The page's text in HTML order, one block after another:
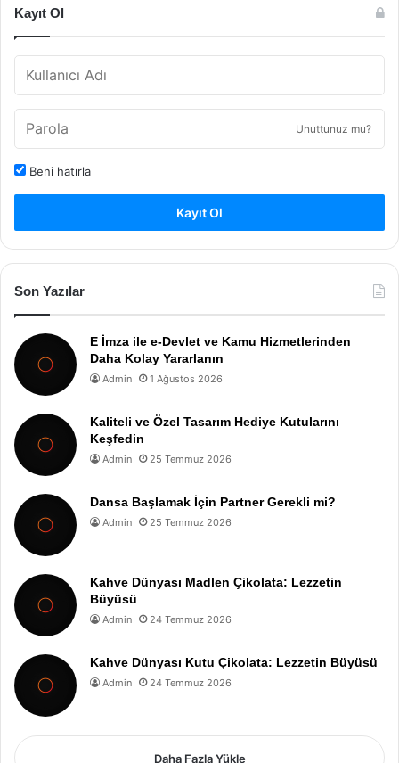
Kayıt Ol
Unuttunuz mu?
Beni hatırla
Kayıt Ol
Son Yazılar
E İmza ile e-Devlet ve Kamu Hizmetlerinden
Daha Kolay Yararlanın
Admin 1 Ağustos 2026
Kaliteli ve Özel Tasarım Hediye Kutularını
Keşfedin
Admin 25 Temmuz 2026
Dansa Başlamak İçin Partner Gerekli mi?
Admin 25 Temmuz 2026
Kahve Dünyası Madlen Çikolata: Lezzetin
Büyüsü
Admin 24 Temmuz 2026
Kahve Dünyası Kutu Çikolata: Lezzetin Büyüsü
Admin 24 Temmuz 2026
Daha Fazla Yükle